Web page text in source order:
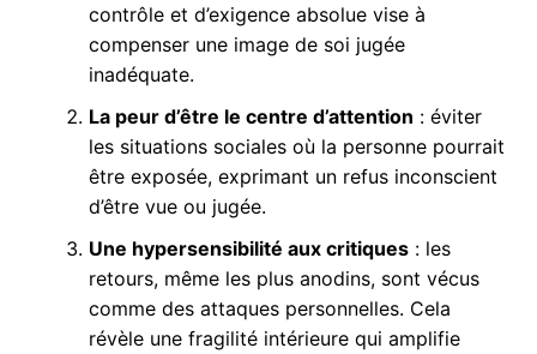
contrôle et d’exigence absolue vise à
compenser une image de soi jugée
inadéquate.
La peur d’être le centre d’attention : éviter
les situations sociales où la personne pourrait
être exposée, exprimant un refus inconscient
d’être vue ou jugée.
Une hypersensibilité aux critiques: les
retours, même les plus anodins, sont vécus
comme des attaques personnelles. Cela
révèle une fragilité intérieure qui amplifie